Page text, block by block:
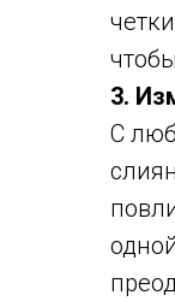
3.
С